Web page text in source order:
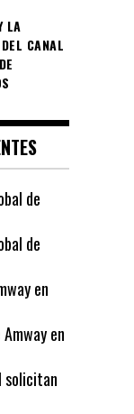
LA
CANAL
de
de
en
en
solicitan